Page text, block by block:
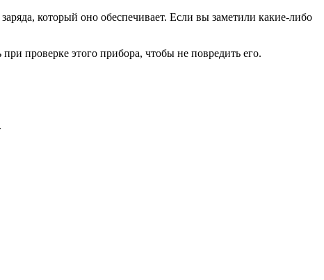
который оно обеспечивает. Если вы заметили какие-либо
проверке этого прибора, чтобы не повредить его.